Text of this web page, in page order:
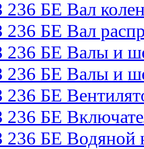
БЕ Вал
БЕ Вал
БЕ Валы и
БЕ Валы и
БЕ
БЕ
БЕ Водяной